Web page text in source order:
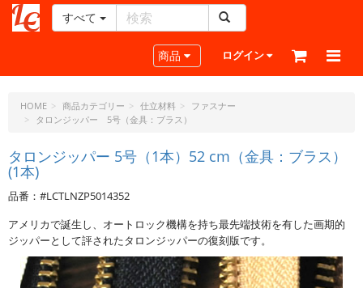
ー
ラ
フ
ド
ッ
ト・
ェ
ー
ピ
ー
すべて
Toggle navigation
商品 ログイン
HOME 商品カテゴリー 仕立材料
ファスナー
タロンジッパー 5号（金具：ブラス）
タロンジッパー 5号（1本）52 cm（金具：ブラス）
(1本)
品番：#LCTLNZP5014352
アメリカで誕生し、オートロック機構を持ち最先端技術を有した画期的
ジッパーとして評されたタロンジッパーの復刻版です。